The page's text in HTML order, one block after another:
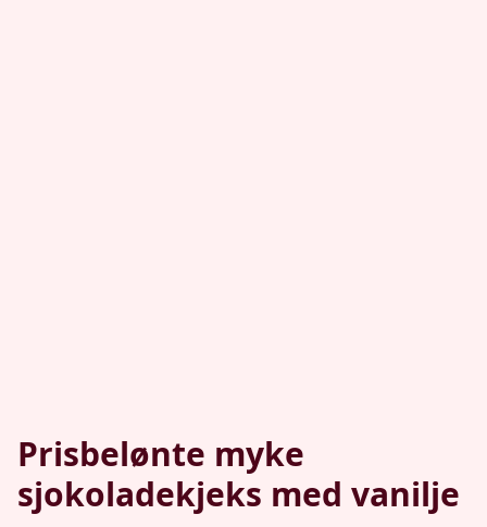
Prisbelønte myke
sjokoladekjeks med vanilje